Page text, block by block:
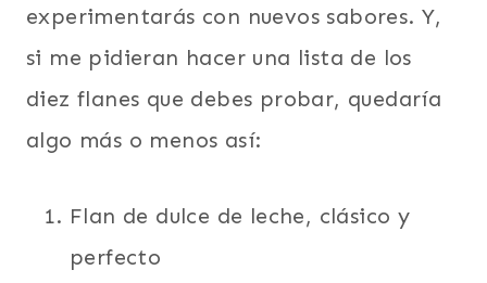
experimentarás con nuevos sabores. Y,
si me pidieran hacer una lista de los
diez flanes que debes probar, quedaría
algo más o menos así:
Flan de dulce de leche, clásico y
perfecto